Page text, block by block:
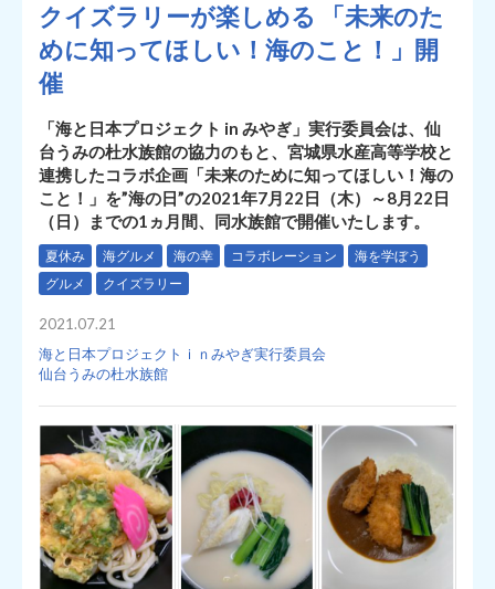
クイズラリーが楽しめる 「未来のた
めに知ってほしい！海のこと！」開
催
「海と日本プロジェクト in みやぎ」実行委員会は、仙
台うみの杜水族館の協力のもと、宮城県水産高等学校と
連携したコラボ企画「未来のために知ってほしい！海の
こと！」を”海の日”の2021年7月22日（木）～8月22日
（日）までの1ヵ月間、同水族館で開催いたします。
夏休み 海グルメ 海の幸 コラボレーション
海を学ぼう
グルメ
クイズラリー
2021.07.21
海と日本プロジェクトｉｎみやぎ実行委員会
仙台うみの杜水族館